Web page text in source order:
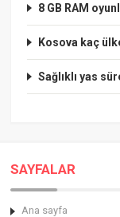
8 GB RAM
Kosova kaç
Sağlıklı yas
SAYFALAR
Ana sayfa